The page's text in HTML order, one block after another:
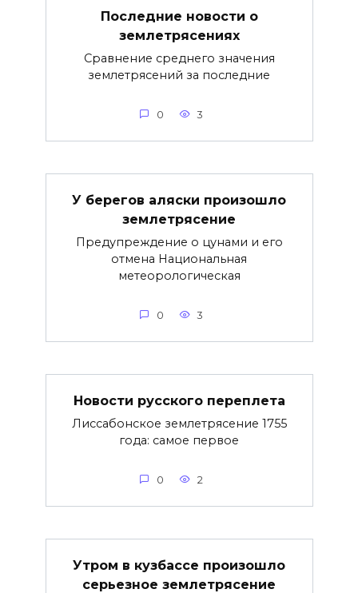
Последние новости о
землетрясениях
Сравнение среднего значения
землетрясений за последние
0 3
У берегов аляски произошло
землетрясение
Предупреждение о цунами и его
отмена Национальная
метеорологическая
0 3
Новости русского переплета
Лиссабонское землетрясение 1755
года: самое первое
0 2
Утром в кузбассе произошло
серьезное землетрясение